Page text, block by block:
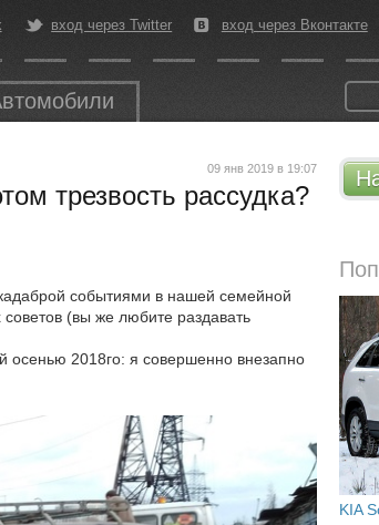
вход через Twitter вход через Вконтакте
KIA
09 янв 2019 в 19:07
трезвость рассудка?
событиями в нашей семейной
(вы же любите раздавать
осенью 2018го: я совершенно внезапно